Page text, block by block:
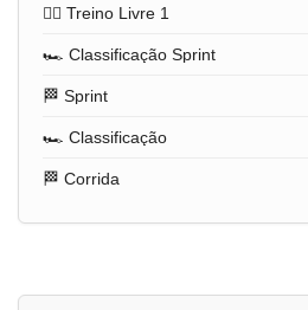
🏋️‍♂️ Treino Livre 1
🏎️ Classificação Sprint
🏁 Sprint
🏎️ Classificação
🏁 Corrida